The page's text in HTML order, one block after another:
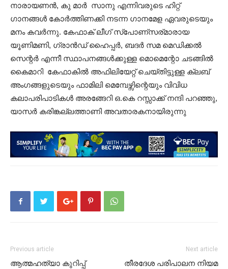
നാരായണൻ, കു മാർ സാനു എന്നിവരുടെ ഹിറ്റ്
ഗാനങ്ങൾ കോർത്തിണക്കി നടന്ന ഗാനമേള ഏവരുടെയും
മനം കവർന്നു. കേഫാക് ലീഗ് സ്പോണ്സര്മാരായ
യൂണിമണി, ഗ്രാൻഡ് ഹൈപ്പർ, ബദർ സമ മെഡിക്കൽ
സെന്റർ എന്നീ സ്ഥാപനങ്ങൾക്കുള്ള മൊമെന്റോ ചടങ്ങിൽ
കൈമാറി കേഫാകിൽ അഫിലിയേറ്റ് ചെയ്തിട്ടുള്ള ക്ലബ്
അംഗങ്ങളുടെയും ഫാമിലി മെമ്പേഴ്സിന്റെയും വിവിധ
കലാപരിപാടികൾ അരങ്ങേറി ഒ.കെ റസ്സാക്ക് നന്ദി പറഞ്ഞു,
യാസർ കരിങ്കല്ലത്താണി അവതാരകനായിരുന്നു
Previous article
ആത്മഹത്യാ കുറിപ്പ്
Next article
തീരദേശ പരിപാലന നിയമ